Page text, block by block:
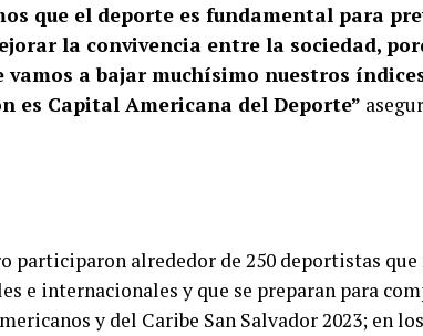
que el deporte es fundamental para
la convivencia entre la sociedad,
vamos a bajar muchísimo nuestros
es Capital Americana del Deporte”
participaron alrededor de 250 deportistas que
e internacionales y que se preparan para
y del Caribe San Salvador 2023; en